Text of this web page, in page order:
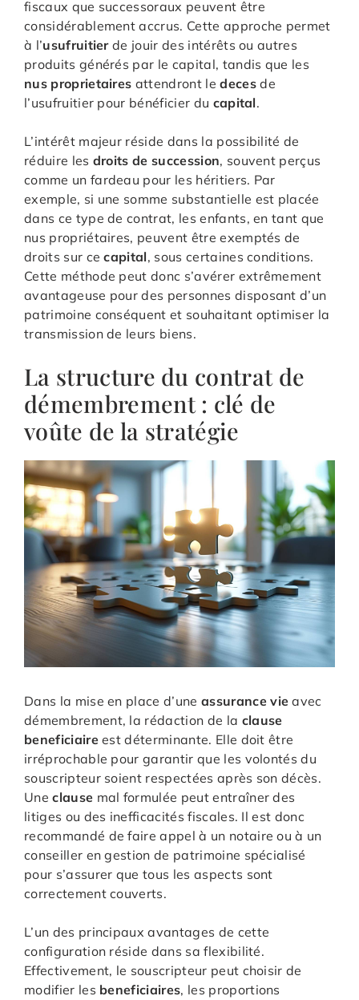
fiscaux que successoraux peuvent être
considérablement accrus. Cette approche permet
à l’usufruitierde jouir des intérêts ou autres
produits générés par le capital, tandis que les
nus proprietaires attendront ledecesde
l’usufruitier pour bénéficier du capital.
L’intérêt majeur réside dans la possibilité de
réduire les droits de succession, souvent perçus
comme un fardeau pour les héritiers. Par
exemple, si une somme substantielle est placée
dans ce type de contrat, les enfants, en tant que
nus propriétaires, peuvent être exemptés de
droits sur cecapital, sous certaines conditions.
Cette méthode peut donc s’avérer extrêmement
avantageuse pour des personnes disposant d’un
patrimoine conséquent et souhaitant optimiser la
transmission de leurs biens.
La structure du contrat de
démembrement : clé de
voûte de la stratégie
Dans la mise en place d’une assurance vie avec
démembrement, la rédaction de la clause
beneficiaireest déterminante. Elle doit être
irréprochable pour garantir que les volontés du
souscripteur soient respectées après son décès.
Uneclause mal formulée peut entraîner des
litiges ou des inefficacités fiscales. Il est donc
recommandé de faire appel à un notaire ou à un
conseiller en gestion de patrimoine spécialisé
pour s’assurer que tous les aspects sont
correctement couverts.
L’un des principaux avantages de cette
configuration réside dans sa flexibilité.
Effectivement, le souscripteur peut choisir de
modifier les beneficiaires, les proportions